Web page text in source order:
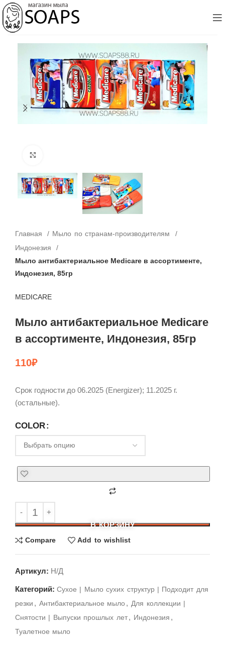
Главная
Мыло по странам-производителям
Индонезия
Мыло антибактериальное Medicare в ассортименте,
Индонезия, 85гр
MEDICARE
Мыло антибактериальное Medicare
в ассортименте, Индонезия, 85гр
110₽
Срок годности до 06.2025 (Energizer); 11.2025 г.
(остальные).
COLOR
В КОРЗИНУ
Compare Add to wishlist
Артикул: Н/Д
Категорий: Cухое | Мыло сухих структур | Подходит для
резки , Антибактериальное мыло , Для коллекции |
Снятости | Выпуски прошлых лет , Индонезия ,
Туалетное мыло